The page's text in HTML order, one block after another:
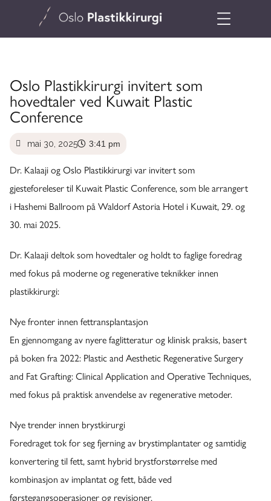
Oslo Plastikkirurgi invitert som
hovedtaler ved Kuwait Plastic
Conference
mai 30, 2025 3:41 pm
Dr. Kalaaji og Oslo Plastikkirurgi var invitert som
gjesteforeleser til Kuwait Plastic Conference, som ble arrangert
i Hashemi Ballroom på Waldorf Astoria Hotel i Kuwait, 29. og
30. mai 2025.
Dr. Kalaaji deltok som hovedtaler og holdt to faglige foredrag
med fokus på moderne og regenerative teknikker innen
plastikkirurgi:
Nye fronter innen fettransplantasjon
En gjennomgang av nyere faglitteratur og klinisk praksis, basert
på boken fra 2022: Plastic and Aesthetic Regenerative Surgery
and Fat Grafting: Clinical Application and Operative Techniques,
med fokus på praktisk anvendelse av regenerative metoder.
Nye trender innen brystkirurgi
Foredraget tok for seg fjerning av brystimplantater og samtidig
konvertering til fett, samt hybrid brystforstørrelse med
kombinasjon av implantat og fett, både ved
førstegangsoperasjoner og revisjoner.